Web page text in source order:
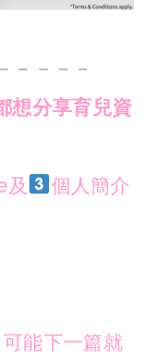
－－－－
想分享育兒資
及
個人簡介
能下一篇就